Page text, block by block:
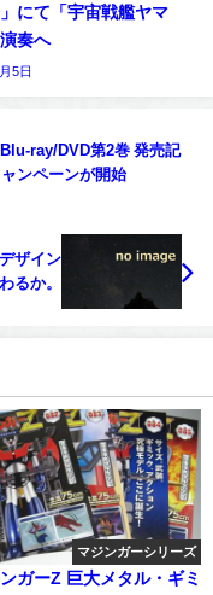
にて「宇宙戦艦ヤマ
演奏へ
5日
ray/DVD第2巻 発売記
ンペーンが開始
ザイン
るか。
マジンガーシリーズ
ンガーZ 巨大メタル・ギミ